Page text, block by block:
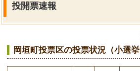
投開票速報
岡垣町投票区の投票状況（小選挙